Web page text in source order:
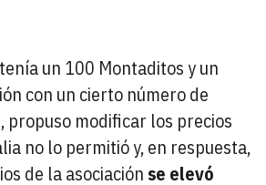
un 100 Montaditos y un
con un cierto número de
propuso modificar los precios
no lo permitió y, en respuesta,
de la asociación se elevó